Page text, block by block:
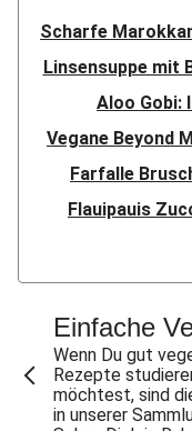
Scharfe
Linsensuppe mit
Aloo Gobi:
Vegane Beyond
Farfalle
Flauipauis
Sauerteig-
Sauerteig-
Indisches
Aloo
Flauipauis
Einfache
Wenn Du gut
Rezepte
möchtest, sind
in unserer